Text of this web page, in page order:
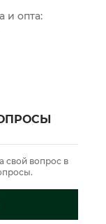
и опта:
свой вопрос в